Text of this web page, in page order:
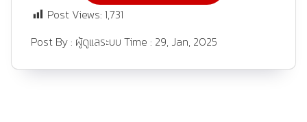
Post Views: 1,731
Post By : ผู้ดูแลระบบ Time : 29, Jan, 2025